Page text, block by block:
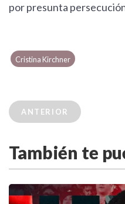
por presunta
Cristina Kirchner
ANTERIOR
También te